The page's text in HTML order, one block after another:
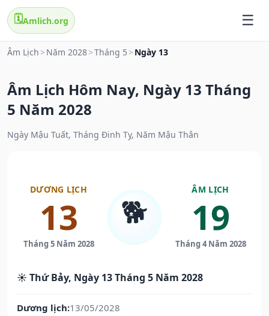
🗓️Amlich.org
Âm Lịch > Năm 2028>Tháng 5 > Ngày 13
Âm Lịch Hôm Nay, Ngày 13 Tháng
5 Năm 2028
Ngày Mậu Tuất, Tháng Đinh Tỵ, Năm Mậu Thân
DƯƠNG LỊCH
13
Tháng 5 Năm 2028
🐕
ÂM LỊCH
19
Tháng 4 Năm 2028
☀️ Thứ Bảy, Ngày 13 Tháng 5 Năm 2028
Dương lịch:13/05/2028